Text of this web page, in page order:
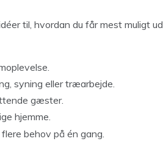
til, hvordan du får mest muligt ud
syning eller træarbejde.
gæster.
hjemme.
behov på én gang.